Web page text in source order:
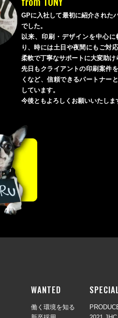
GPに入社して最初に紹介された
でした。
以来、印刷・デザインを中心
り、時には土日や夜間にもご対
柔軟で丁寧なサポートに大変助け
先日もクライアントの印刷案件
くなど、信頼できるパートナー
しています。
今後ともよろしくお願いいたしま
WANTED
働く環境を知る